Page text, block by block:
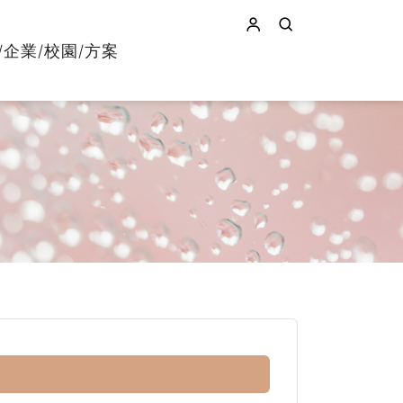
業/校園/方案